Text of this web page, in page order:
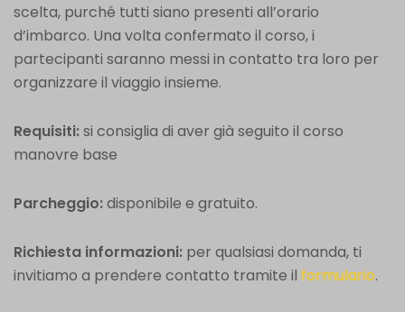
scelta, purché tutti siano presenti all’orario
d’imbarco. Una volta confermato il corso, i
partecipanti saranno messi in contatto tra loro per
organizzare il viaggio insieme.
Requisiti:si consiglia di aver già seguito il corso
manovre base
Parcheggio:disponibile e gratuito.
Richiesta informazioni: per qualsiasi domanda, ti
invitiamo a prendere contatto tramite il formulario.